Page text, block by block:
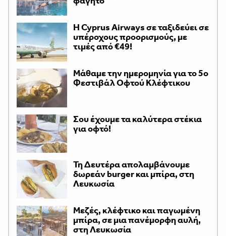
H Cyprus Airways σε ταξιδεύει σε
υπέροχους προορισμούς, με
τιμές από €49!
Μάθαμε την ημερομηνία για το 5ο
Φεστιβάλ Οφτού Κλέφτικου
Σου έχουμε τα καλύτερα στέκια
για οφτό!
Τη Δευτέρα απολαμβάνουμε
δωρεάν burger και μπίρα, στη
Λευκωσία
Μεζές, κλέφτικο και παγωμένη
μπίρα, σε μια πανέμορφη αυλή,
στη Λευκωσία